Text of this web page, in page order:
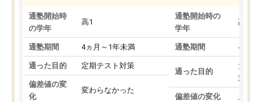
通塾開始時
の学年
高1
通塾期間 4ヵ月～1年未満
通った目的 定期テスト対策
偏差値の変
化
変わらなかった
通塾開始時の
学年
高3
通塾期間 4ヵ月
通った目的
大学
対策
偏差値の変化 上が